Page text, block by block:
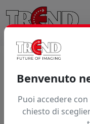
Trend S.r.l.
stampa
Benvenuto
Puoi accedere
chiesto di